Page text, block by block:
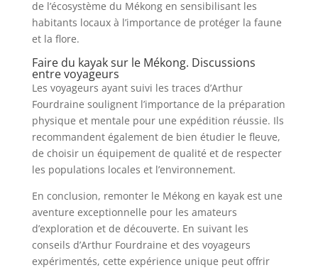
de l’écosystème du Mékong en sensibilisant les
habitants locaux à l’importance de protéger la faune
et la flore.
Faire du kayak sur le Mékong. Discussions
entre voyageurs
Les voyageurs ayant suivi les traces d’Arthur
Fourdraine soulignent l’importance de la préparation
physique et mentale pour une expédition réussie. Ils
recommandent également de bien étudier le fleuve,
de choisir un équipement de qualité et de respecter
les populations locales et l’environnement.
En conclusion, remonter le Mékong en kayak est une
aventure exceptionnelle pour les amateurs
d’exploration et de découverte. En suivant les
conseils d’Arthur Fourdraine et des voyageurs
expérimentés, cette expérience unique peut offrir